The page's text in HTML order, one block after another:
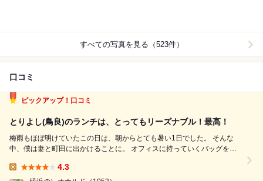
すべての写真を見る（523件）
口コミ
ピックアップ！口コミ
とりよし(鳥良)のランチは、とってもリーズナブル！最高！
梅雨もほぼ明けていたこの日は、朝からとても暑い1日でした。 そんな
中、僕は妻と町田に出かけることに。 オフィスに持っていくバッグを新
しい、のだそう。 そうなると、やはり我が家からすぐの町田に行くのが
4.3